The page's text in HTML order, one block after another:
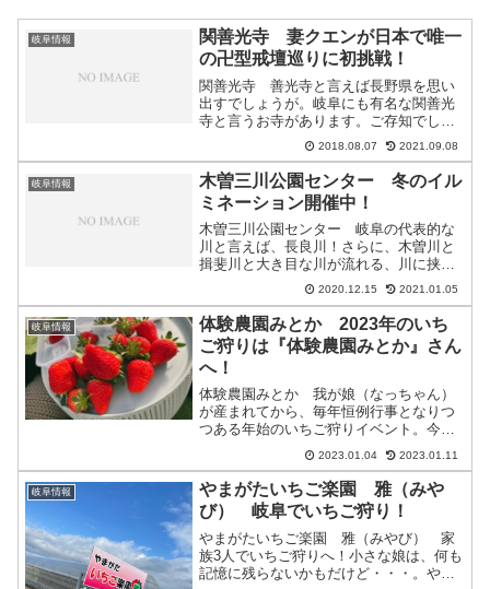
岐阜情報
関善光寺 妻クエンが日本で唯一
の卍型戒壇巡りに初挑戦！
関善光寺 善光寺と言えば長野県を思い
出すでしょうが。岐阜にも有名な関善光
寺と言うお寺があります。ご存知でしょ
うか？ちなみに、さまざまなお寺で行わ
れている戒壇巡りってご存知ですか？ざ
っくりと言えば、お寺の中にある真っ暗
で前が全く見えない中を手...
2018.08.07 2021.09.08
岐阜情報
木曽三川公園センター 冬のイル
ミネーション開催中！
木曽三川公園センター 岐阜の代表的な
川と言えば、長良川！さらに、木曽川と
揖斐川と大き目な川が流れる、川に挟ま
れた町という特徴を持つ岐阜。そんな長
良川と木曽川と揖斐川の３つが合流する
場所にあるのが木曽三川公園センター。
普段は、濃尾平野を一望で...
2020.12.15 2021.01.05
岐阜情報
体験農園みとか 2023年のいち
ご狩りは『体験農園みとか』さん
へ！
体験農園みとか 我が娘（なっちゃん）
が産まれてから、毎年恒例行事となりつ
つある年始のいちご狩りイベント。今年
で3年目のいちご狩りを体験農家みとかさ
んで実施！今年は我が息子（はる君）も
参戦です！！家族みんなでいちごを満喫
して素敵な一日でした。
2023.01.04 2023.01.11
岐阜情報
やまがたいちご楽園 雅（みや
び） 岐阜でいちご狩り！
やまがたいちご楽園 雅（みやび） 家
族3人でいちご狩りへ！小さな娘は、何も
記憶に残らないかもだけど・・・。やま